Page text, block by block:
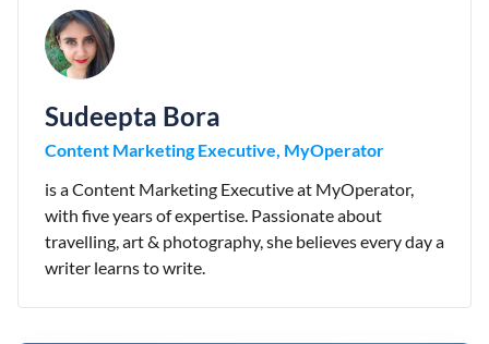
Sudeepta Bora
Content Marketing Executive, MyOperator
is a Content Marketing Executive at MyOperator,
with five years of expertise. Passionate about
travelling, art & photography, she believes every day a
writer learns to write.